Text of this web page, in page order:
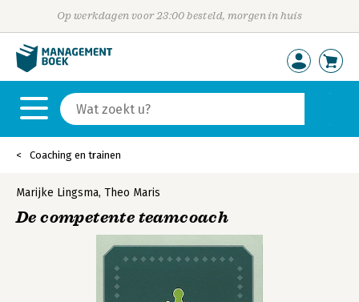
Op werkdagen voor 23:00 besteld, morgen in huis
Coaching en trainen
Marijke Lingsma, Theo Maris
De competente teamcoach